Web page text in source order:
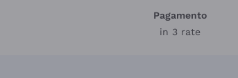
Pagamento
in 3 rate